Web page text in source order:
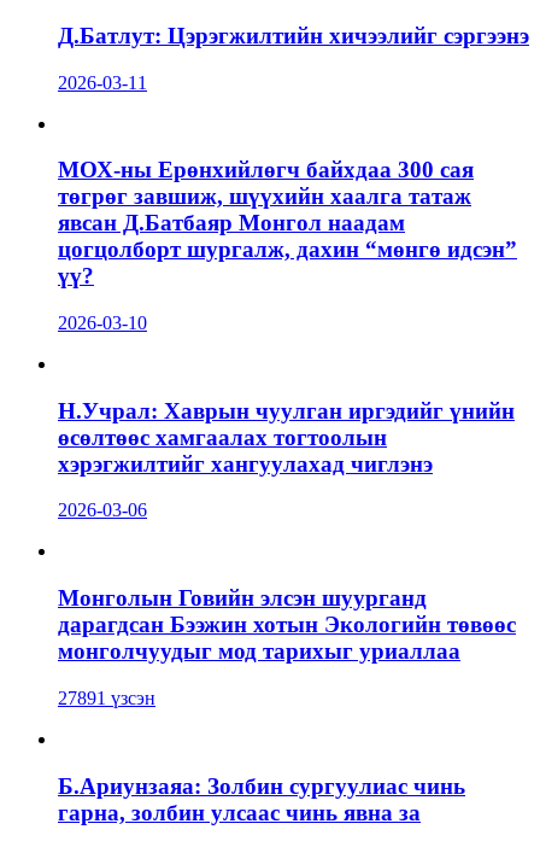
Д.Батлут: Цэрэгжилтийн хичээлийг сэргээнэ
2026-03-11
МОХ-ны Ерөнхийлөгч байхдаа 300 сая
төгрөг завшиж, шүүхийн хаалга татаж
явсан Д.Батбаяр Монгол наадам
цогцолборт шургалж, дахин “мөнгө идсэн”
үү?
2026-03-10
Н.Учрал: Хаврын чуулган иргэдийг үнийн
өсөлтөөс хамгаалах тогтоолын
хэрэгжилтийг хангуулахад чиглэнэ
2026-03-06
Монголын Говийн элсэн шуурганд
дарагдсан Бээжин хотын Экологийн төвөөс
монголчуудыг мод тарихыг уриаллаа
27891 үзсэн
Б.Ариунзаяа: Золбин сургуулиас чинь
гарна, золбин улсаас чинь явна за